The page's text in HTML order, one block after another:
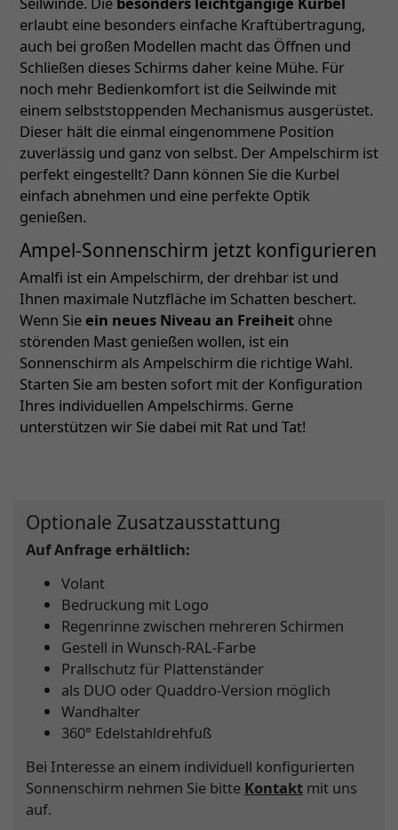
erlaubt eine besonders einfache Kraftübertragung,
auch bei großen Modellen macht das Öffnen und
Schließen dieses Schirms daher keine Mühe. Für
noch mehr Bedienkomfort ist die Seilwinde mit
einem selbststoppenden Mechanismus ausgerüstet.
Dieser hält die einmal eingenommene Position
zuverlässig und ganz von selbst. Der Ampelschirm ist
perfekt eingestellt? Dann können Sie die Kurbel
einfach abnehmen und eine perfekte Optik
genießen.
Ampel-Sonnenschirm jetzt konfigurieren
Amalfi ist ein Ampelschirm, der drehbar ist und
Ihnen maximale Nutzfläche im Schatten beschert.
Wenn Sie ein neues Niveau an Freiheit ohne
störenden Mast genießen wollen, ist ein
Sonnenschirm als Ampelschirm die richtige Wahl.
Starten Sie am besten sofort mit der Konfiguration
Ihres individuellen Ampelschirms. Gerne
unterstützen wir Sie dabei mit Rat und Tat!
Optionale Zusatzausstattung
Auf Anfrage erhältlich:
Volant
Bedruckung mit Logo
Regenrinne zwischen mehreren Schirmen
Gestell in Wunsch-RAL-Farbe
Prallschutz für Plattenständer
als DUO oder Quaddro-Version möglich
Wandhalter
360° Edelstahldrehfuß
Bei Interesse an einem individuell konfigurierten
Sonnenschirm nehmen Sie bitte Kontakt mit uns
auf.